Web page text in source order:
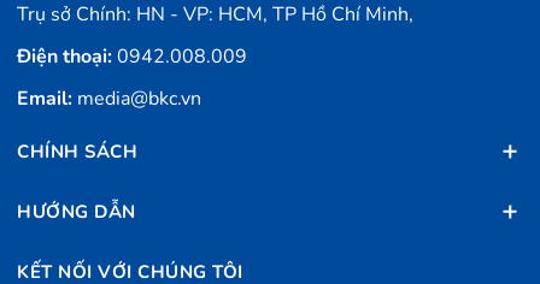
Trụ sở Chính: HN - VP: HCM, TP Hồ Chí Minh,
Điện thoại:0942.008.009
Email: media@bkc.vn
CHÍNH SÁCH
HƯỚNG DẪN
KẾT NỐI VỚI CHÚNG TÔI